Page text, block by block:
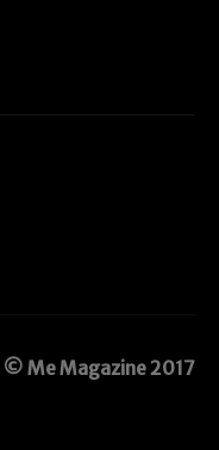
© Me Magazine 2017